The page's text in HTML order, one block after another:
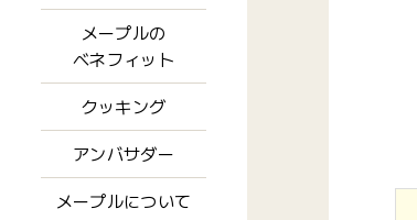
メープルの
ベネフィット
クッキング
アンバサダー
メープルについて